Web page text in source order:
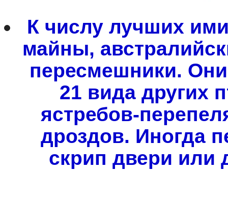
К числу лучших
майны,
пересмешники. Они
21 вида других
ястребов-
дроздов. Иногда
скрип двери или